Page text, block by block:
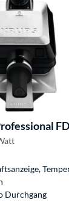
Durchgang